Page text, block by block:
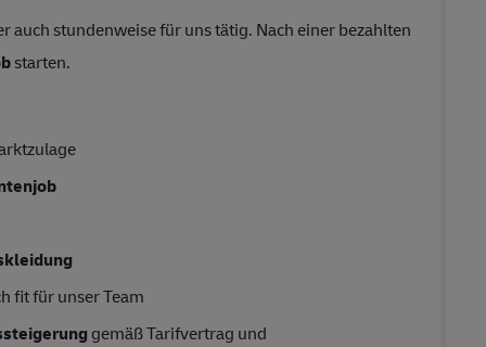
auch stundenweise für uns tätig. Nach einer bezahlten
starten.
fit für unser Team
gemäß Tarifvertrag und